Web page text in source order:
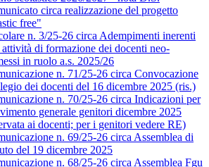
circa realizzazione del progetto
free"
n. 3/25-26 circa Adempimenti inerenti
attività di formazione dei docenti neo-
in ruolo a.s. 2025/26
n. 71/25-26 circa Convocazione
dei docenti del 16 dicembre 2025 (ris.)
n. 70/25-26 circa Indicazioni per
generale genitori dicembre 2025
ai docenti; per i genitori vedere RE)
n. 69/25-26 circa Assemblea di
del 19 dicembre 2025
n. 68/25-26 circa Assemblea Fgu